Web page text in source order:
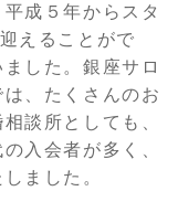
成５年からスタ
えることがで
した。銀座サロ
、たくさんのお
談所としても、
入会者が多く、
ました。